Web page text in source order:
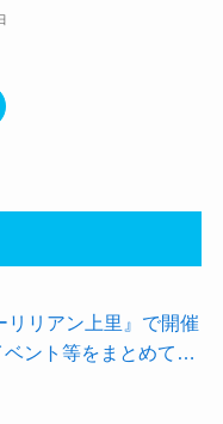
リリアン上里』で開催
ント等をまとめてご